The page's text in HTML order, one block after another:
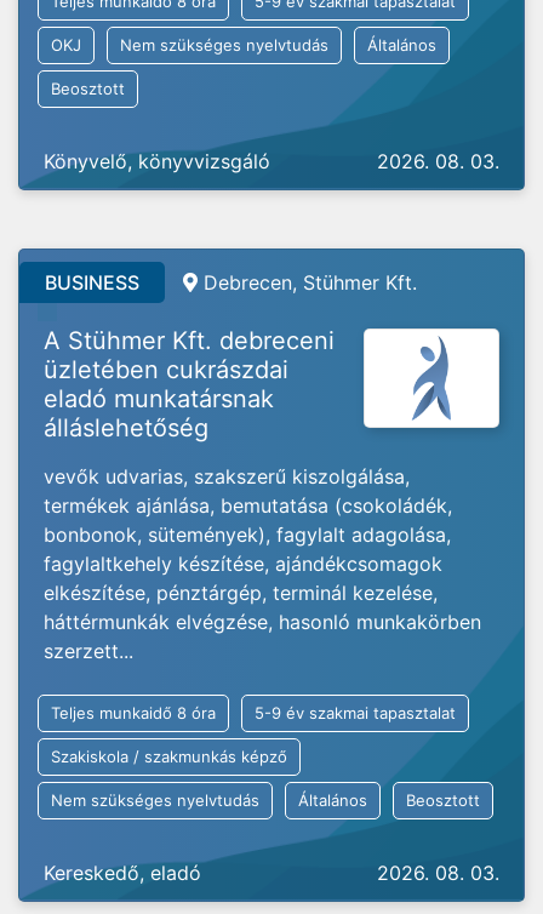
OKJ Nem szükséges nyelvtudás Általános
Beosztott
Könyvelő, könyvvizsgáló 2026. 08. 03.
BUSINESS Debrecen, Stühmer Kft.
A Stühmer Kft. debreceni
üzletében cukrászdai
eladó munkatársnak
álláslehetőség
vevők udvarias, szakszerű kiszolgálása,
termékek ajánlása, bemutatása (csokoládék,
bonbonok, sütemények), fagylalt adagolása,
fagylaltkehely készítése, ajándékcsomagok
elkészítése, pénztárgép, terminál kezelése,
háttérmunkák elvégzése, hasonló munkakörben
szerzett...
Teljes munkaidő 8 óra 5-9 év szakmai tapasztalat
Szakiskola / szakmunkás képző
Nem szükséges nyelvtudás Általános Beosztott
Kereskedő, eladó 2026. 08. 03.